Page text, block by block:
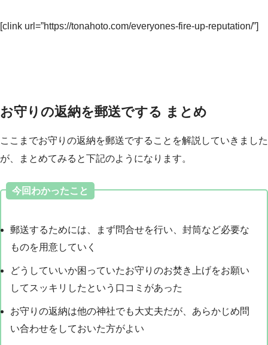
[clink url=”https://tonahoto.com/everyones-fire-up-reputation/”]
お守りの返納を郵送でする まとめ
ここまでお守りの返納を郵送ですることを解説していきました
が、まとめてみると下記のようになります。
今回わかったこと
郵送するためには、まず問合せを行い、封筒など必要な
ものを用意していく
どうしていいか困っていたお守りのお焚き上げをお願い
してスッキリしたという口コミがあった
お守りの返納は他の神社でも大丈夫だが、あらかじめ問
い合わせをしておいた方がよい